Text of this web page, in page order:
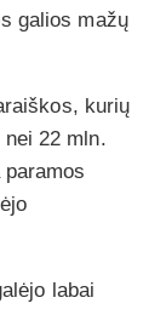
galios mažų
kurių
22 mln.
labai